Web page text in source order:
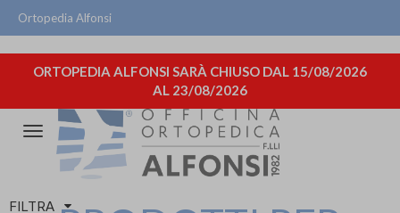
Ortopedia Alfonsi
ORTOPEDIA ALFONSI SARÀ CHIUSO DAL 15/08/2026
AL 23/08/2026
Attiva/disattiva
navigazione
FILTRA